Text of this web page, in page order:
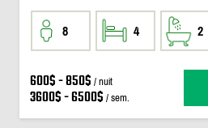
8 4 2
600$ - 850$ / nuit
3600$ - 6500$ / sem.